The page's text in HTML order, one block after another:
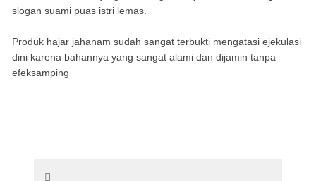
slogan suami puas istri lemas.
Produk hajar jahanam sudah sangat terbukti mengatasi ejekulasi
dini karena bahannya yang sangat alami dan dijamin tanpa
efeksamping